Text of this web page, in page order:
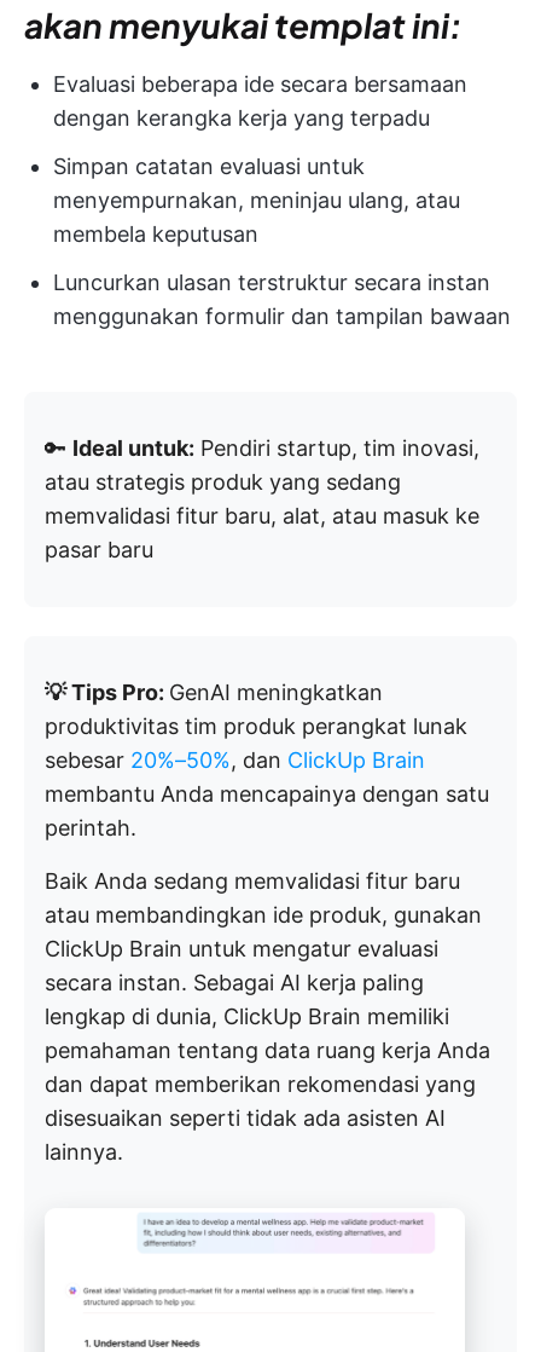
akan menyukai templat ini:
Evaluasi beberapa ide secara bersamaan
dengan kerangka kerja yang terpadu
Simpan catatan evaluasi untuk
menyempurnakan, meninjau ulang, atau
membela keputusan
Luncurkan ulasan terstruktur secara instan
menggunakan formulir dan tampilan bawaan
🔑 Ideal untuk: Pendiri startup, tim inovasi,
atau strategis produk yang sedang
memvalidasi fitur baru, alat, atau masuk ke
pasar baru
💡 Tips Pro: GenAI meningkatkan
produktivitas tim produk perangkat lunak
sebesar 20%–50%, dan ClickUp Brain
membantu Anda mencapainya dengan satu
perintah.
Baik Anda sedang memvalidasi fitur baru
atau membandingkan ide produk, gunakan
ClickUp Brain untuk mengatur evaluasi
secara instan. Sebagai AI kerja paling
lengkap di dunia, ClickUp Brain memiliki
pemahaman tentang data ruang kerja Anda
dan dapat memberikan rekomendasi yang
disesuaikan seperti tidak ada asisten AI
lainnya.